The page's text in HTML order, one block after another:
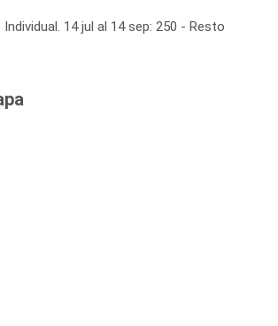
14 jul al 14 sep: 250 - Resto